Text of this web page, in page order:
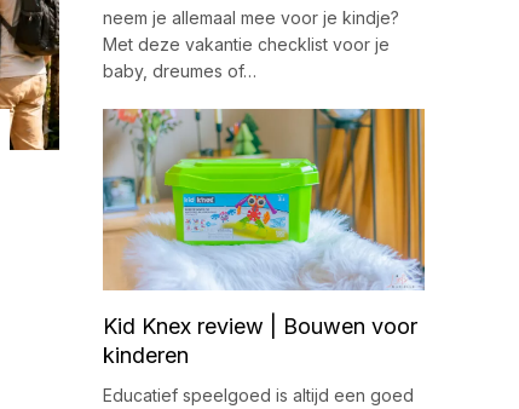
neem je allemaal mee voor je kindje?
Met deze vakantie checklist voor je
baby, dreumes of…
Kid Knex review | Bouwen voor
kinderen
Educatief speelgoed is altijd een goed